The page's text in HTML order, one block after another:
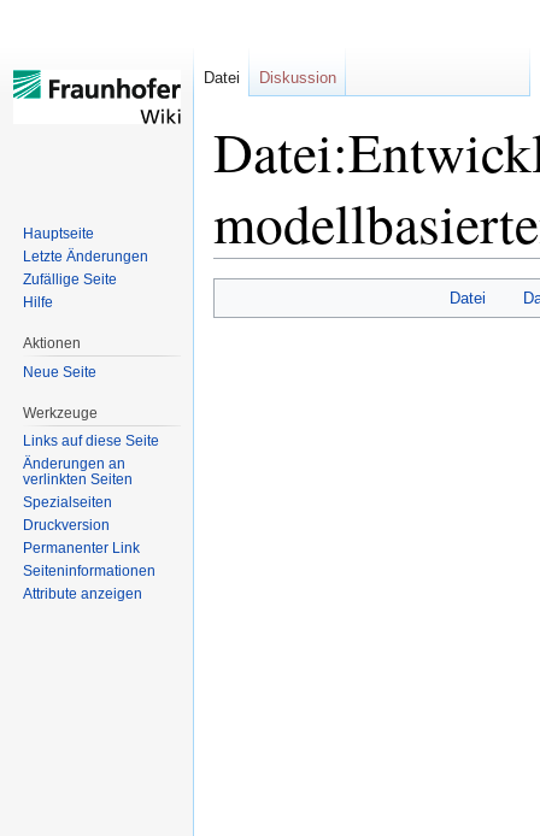
Datei
Datei Diskussion
Hauptseite
Letzte Änderungen
Zufällige Seite
Hilfe
Aktionen
Neue Seite
Werkzeuge
Links auf diese Seite
Änderungen an
verlinkten Seiten
Spezialseiten
Druckversion
Permanenter Link
Seiten­informationen
Attribute anzeigen